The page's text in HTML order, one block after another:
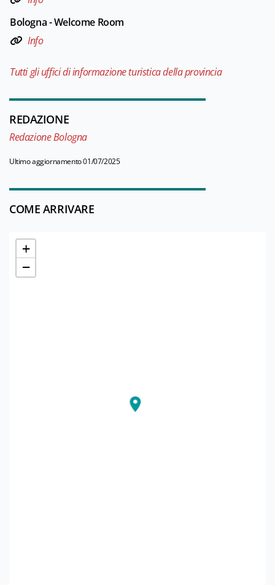
Bologna - Welcome Room
Info
Tutti gli uffici di informazione turistica della provincia
REDAZIONE
Redazione Bologna
Ultimo aggiornamento 01/07/2025
COME ARRIVARE
+
−